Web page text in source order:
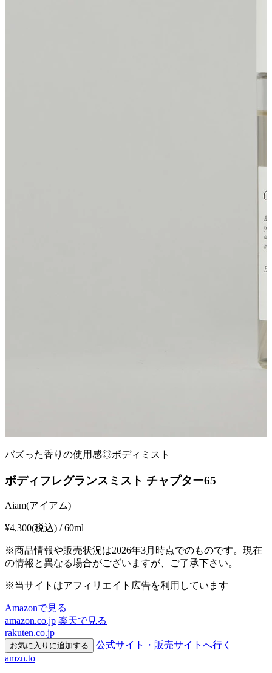
バズった香りの使用感◎ボディミスト
ボディフレグランスミスト チャプター65
Aiam(アイアム)
¥4,300(税込) / 60ml
※商品情報や販売状況は2026年3月時点でのものです。現在
の情報と異なる場合がございますが、ご了承下さい。
※当サイトはアフィリエイト広告を利用しています
Amazonで見る
amazon.co.jp 楽天で見る
rakuten.co.jp
お気に入りに追加する
公式サイト・販売サイトへ行く
amzn.to